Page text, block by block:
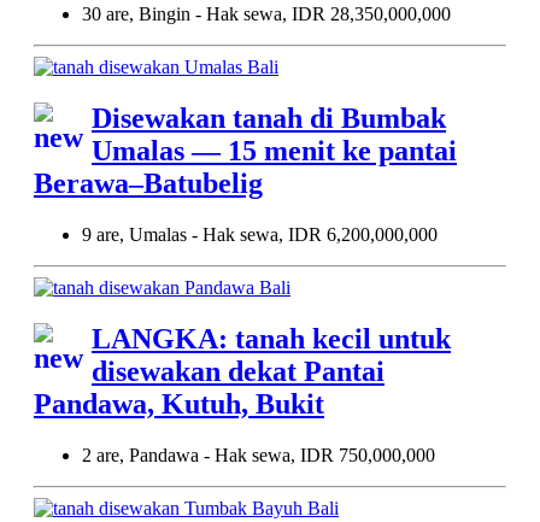
30 are, Bingin - Hak sewa, IDR 28,350,000,000
Disewakan tanah di Bumbak
Umalas — 15 menit ke pantai
Berawa–Batubelig
9 are, Umalas - Hak sewa, IDR 6,200,000,000
LANGKA: tanah kecil untuk
disewakan dekat Pantai
Pandawa, Kutuh, Bukit
2 are, Pandawa - Hak sewa, IDR 750,000,000